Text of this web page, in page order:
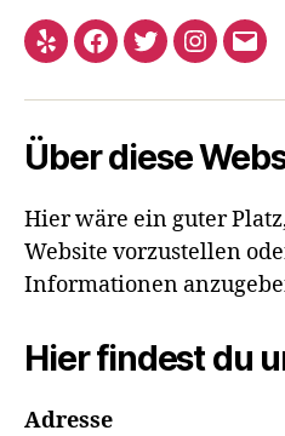
Über diese
Hier wäre ein guter
Website vorzustellen
Informationen
Hier findest du
Adresse